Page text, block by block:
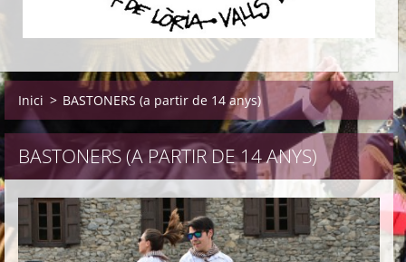
Inici > BASTONERS (a partir de 14 anys)
BASTONERS (A PARTIR DE 14 ANYS)